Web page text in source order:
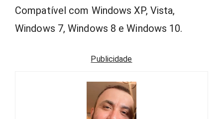
Compatível com Windows XP, Vista,
Windows 7, Windows 8 e Windows 10.
Publicidade